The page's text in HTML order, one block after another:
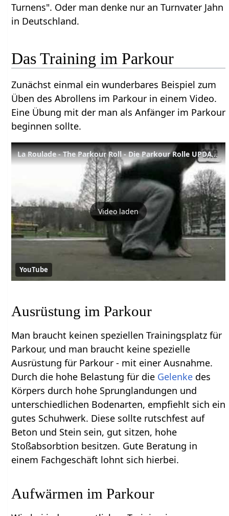
Turnens". Oder man denke nur an Turnvater Jahn
in Deutschland.
Das Training im Parkour
Zunächst einmal ein wunderbares Beispiel zum
Üben des Abrollens im Parkour in einem Video.
Eine Übung mit der man als Anfänger im Parkour
beginnen sollte.
La Roulade - The Parkour Roll - Die Parkour Rolle UPDATE
Video laden
YouTube
Ausrüstung im Parkour
Man braucht keinen speziellen Trainingsplatz für
Parkour, und man braucht keine spezielle
Ausrüstung für Parkour - mit einer Ausnahme.
Durch die hohe Belastung für die Gelenke des
Körpers durch hohe Sprunglandungen und
unterschiedlichen Bodenarten, empfiehlt sich ein
gutes Schuhwerk. Diese sollte rutschfest auf
Beton und Stein sein, gut sitzen, hohe
Stoßabsorbtion besitzen. Gute Beratung in
einem Fachgeschäft lohnt sich hierbei.
Aufwärmen im Parkour